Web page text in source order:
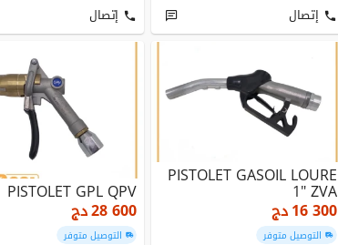
إتصال إتصال
PISTOLET GASOIL LOURE
1" ZVA
16 300دج
التوصيل متوفر
PISTOLET GPL QPV
28 600دج
التوصيل متوفر